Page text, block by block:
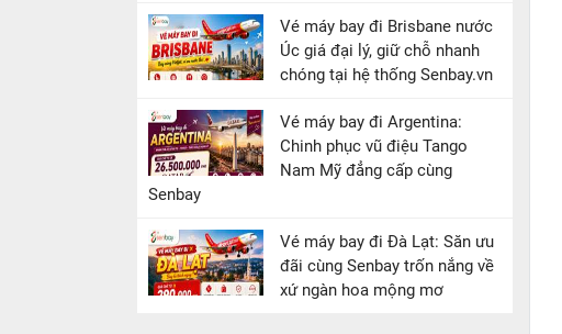
Vé máy bay đi Brisbane nước
Úc giá đại lý, giữ chỗ nhanh
chóng tại hệ thống Senbay.vn
Vé máy bay đi Argentina:
Chinh phục vũ điệu Tango
Nam Mỹ đẳng cấp cùng
Senbay
Vé máy bay đi Đà Lạt: Săn ưu
đãi cùng Senbay trốn nắng về
xứ ngàn hoa mộng mơ